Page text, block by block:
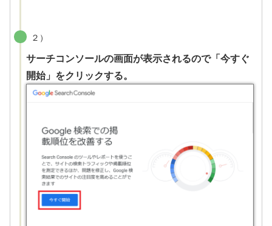
２）
サーチコンソールの画面が表示されるので「今すぐ
開始」をクリックする。